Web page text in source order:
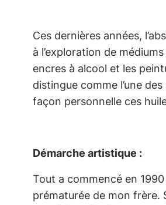
Ces dernières années,
à l’exploration de
encres à alcool et les
distingue comme l’une
façon personnelle ces
Démarche artistique :
Tout a commencé en
prématurée de mon frère.